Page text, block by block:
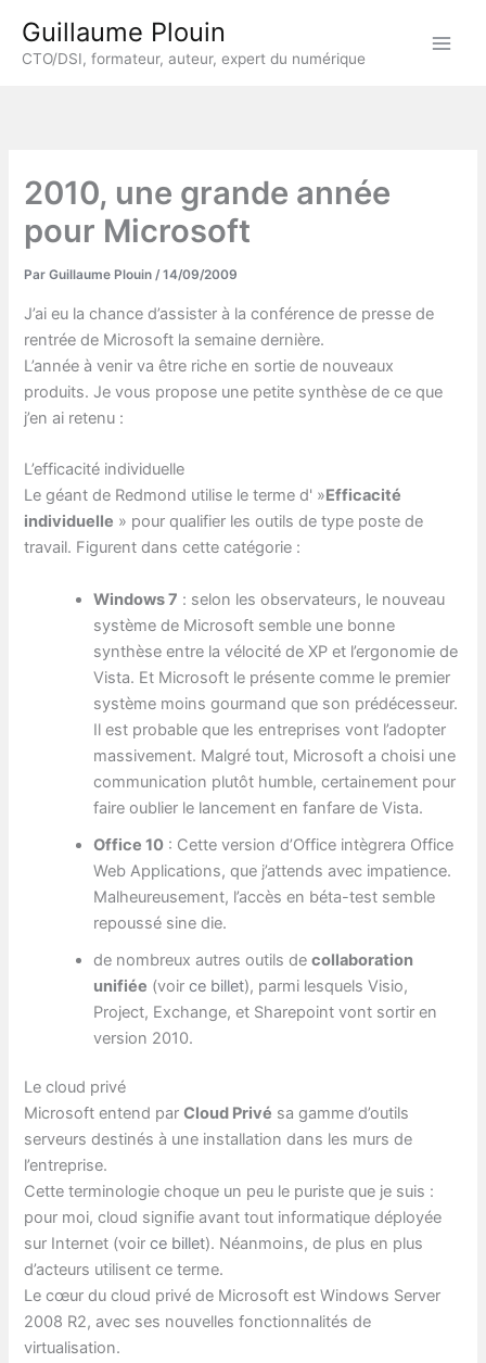
contenu
Guillaume Plouin
CTO/DSI, formateur, auteur, expert du numérique
2010, une grande année
pour Microsoft
ParGuillaume Plouin/14/09/2009
J’ai eu la chance d’assister à la conférence de presse de
rentrée de Microsoft la semaine dernière.
L’année à venir va être riche en sortie de nouveaux
produits. Je vous propose une petite synthèse de ce que
j’en ai retenu :
L’efficacité individuelle
Le géant de Redmond utilise le terme d' »Efficacité
individuelle » pour qualifier les outils de type poste de
travail. Figurent dans cette catégorie :
Windows 7 : selon les observateurs, le nouveau
système de Microsoft semble une bonne
synthèse entre la vélocité de XP et l’ergonomie de
Vista. Et Microsoft le présente comme le premier
système moins gourmand que son prédécesseur.
Il est probable que les entreprises vont l’adopter
massivement. Malgré tout, Microsoft a choisi une
communication plutôt humble, certainement pour
faire oublier le lancement en fanfare de Vista.
Office 10 : Cette version d’Office intègrera Office
Web Applications, que j’attends avec impatience.
Malheureusement, l’accès en béta-test semble
repoussé sine die.
de nombreux autres outils decollaboration
unifiée (voirce billet), parmi lesquels Visio,
Project, Exchange, et Sharepoint vont sortir en
version 2010.
Le cloud privé
Microsoft entend parCloud Privé sa gamme d’outils
serveurs destinés à une installation dans les murs de
l’entreprise.
Cette terminologie choque un peu le puriste que je suis :
pour moi, cloud signifie avant tout informatique déployée
sur Internet (voirce billet). Néanmoins, de plus en plus
d’acteurs utilisent ce terme.
Le cœur du cloud privé de Microsoft est Windows Server
2008 R2, avec ses nouvelles fonctionnalités de
virtualisation.